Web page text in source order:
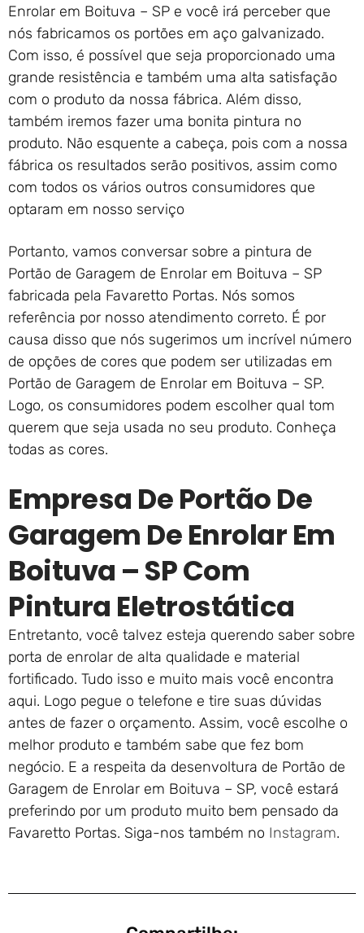
Enrolar em Boituva – SP e você irá perceber que
nós fabricamos os portões em aço galvanizado.
Com isso, é possível que seja proporcionado uma
grande resistência e também uma alta satisfação
com o produto da nossa fábrica. Além disso,
também iremos fazer uma bonita pintura no
produto. Não esquente a cabeça, pois com a nossa
fábrica os resultados serão positivos, assim como
com todos os vários outros consumidores que
optaram em nosso serviço
Portanto, vamos conversar sobre a pintura de
Portão de Garagem de Enrolar em Boituva – SP
fabricada pela Favaretto Portas. Nós somos
referência por nosso atendimento correto. É por
causa disso que nós sugerimos um incrível número
de opções de cores que podem ser utilizadas em
Portão de Garagem de Enrolar em Boituva – SP.
Logo, os consumidores podem escolher qual tom
querem que seja usada no seu produto. Conheça
todas as cores.
Empresa De Portão De
Garagem De Enrolar Em
Boituva – SP Com
Pintura Eletrostática
Entretanto, você talvez esteja querendo saber sobre
porta de enrolar de alta qualidade e material
fortificado. Tudo isso e muito mais você encontra
aqui. Logo pegue o telefone e tire suas dúvidas
antes de fazer o orçamento. Assim, você escolhe o
melhor produto e também sabe que fez bom
negócio. E a respeita da desenvoltura de Portão de
Garagem de Enrolar em Boituva – SP, você estará
preferindo por um produto muito bem pensado da
Favaretto Portas. Siga-nos também no Instagram.